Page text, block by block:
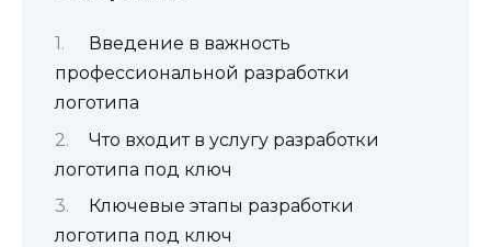
Введение в важность
профессиональной разработки
логотипа
Что входит в услугу разработки
логотипа под ключ
Ключевые этапы разработки
логотипа под ключ